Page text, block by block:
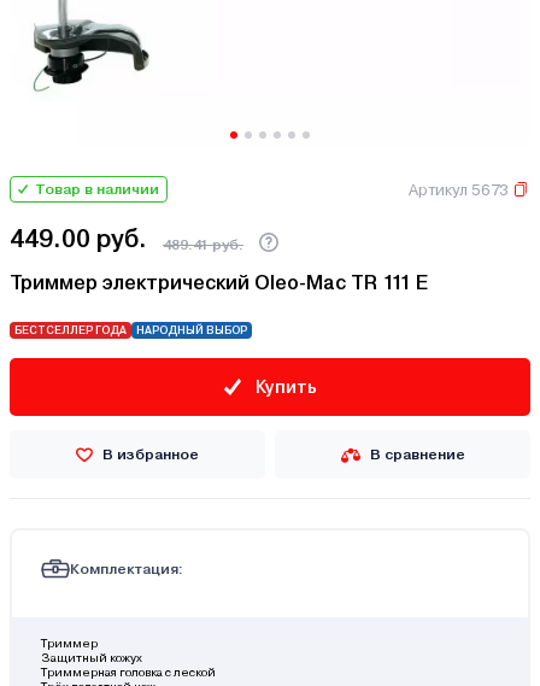
Товар в наличии Артикул 5673
449.00 руб. 489.41 руб.
Триммер электрический Oleo-Mac TR 111 E
БЕСТСЕЛЛЕР ГОДА НАРОДНЫЙ ВЫБОР
Купить
В избранное В сравнение
Комплектация:
Триммер
Защитный кожух
Триммерная головка с леской